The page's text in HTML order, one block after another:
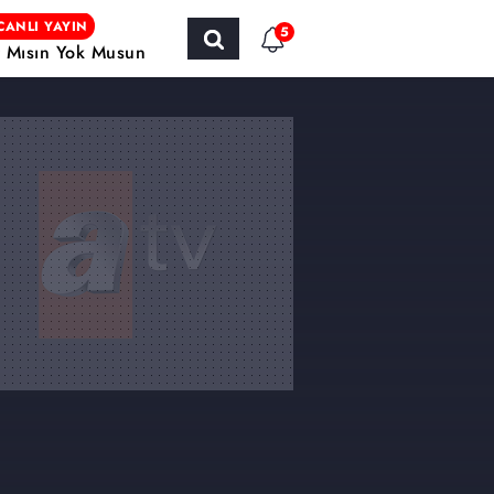
YAYIN
Yok Musun
5